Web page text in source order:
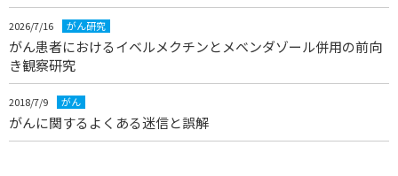
2026/7/16 がん研究
がん患者におけるイベルメクチンとメベンダゾール併用の前向
き観察研究
2018/7/9 がん
がんに関するよくある迷信と誤解